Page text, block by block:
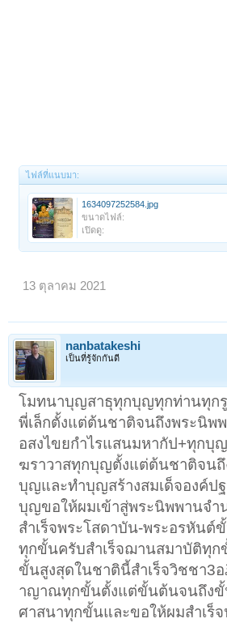
ไฟล์ที่แนบมา:
1634097252584.jpg
ขนาดไฟล์:
เปิดดู:
13 ตุลาคม 2021
nanbatakeshi
เป็นที่รู้จักกันดี
โมทนาบุญสาธุทุกบุญทุกท่านทุก
พี่เล็กตั้งแต่ต้นชาติจนถึงพระนิพ
อสงไขยกำไรแสนมหากัป+ทุกบุ
ฆราวาสทุกบุญตั้งแต่ต้นชาติจน
บุญและทำบุญสร้างสมเด็จองค์ป
บุญขอให้ผมเข้าสู่พระนิพพานจ
สำเร็จพระโสดาบัน-พระอรหันต์
ทุกขั้นครับสำเร็จฌานสมาบัติทุก
ขั้นสูงสุดในชาตินี้สำเร็จวิชชา
าญาณทุกขั้นตั้งแต่ขั้นต้นจนถึงขั้
ศาสนาทุกขั้นและขอให้ผมสำเร็